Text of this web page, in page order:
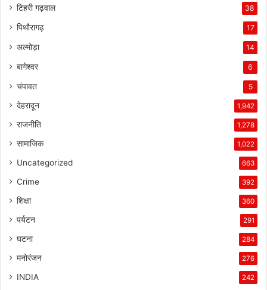
टिहरी गढ़वाल 38
पिथौरागढ़ 17
अल्मोड़ा 14
बागेश्वर 6
चंपावत 5
देहरादून 1,942
राजनीति 1,278
सामाजिक 1,022
Uncategorized 663
Crime 392
शिक्षा 360
पर्यटन 291
घटना 284
मनोरंजन 276
INDIA 242